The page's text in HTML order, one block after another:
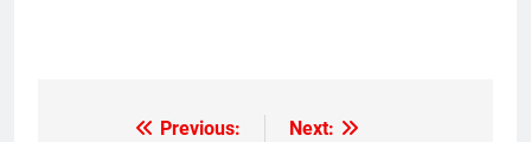
Previous:
Next: